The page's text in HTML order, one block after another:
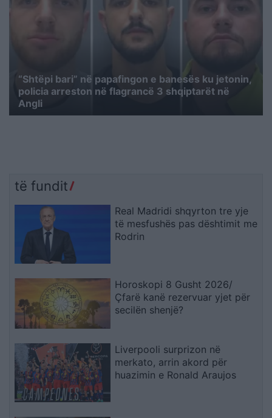
“Shtëpi bari” në papafingon e banesës ku jetonin,
policia arreston në flagrancë 3 shqiptarët në
Angli
të fundit
Real Madridi shqyrton tre yje
të mesfushës pas dështimit me
Rodrin
Horoskopi 8 Gusht 2026/
Çfarë kanë rezervuar yjet për
secilën shenjë?
Liverpooli surprizon në
merkato, arrin akord për
huazimin e Ronald Araujos